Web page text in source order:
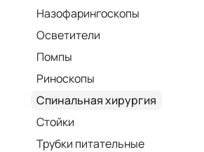
Назофарингоскопы
Осветители
Помпы
Риноскопы
Спинальная хирургия
Стойки
Трубки питательные